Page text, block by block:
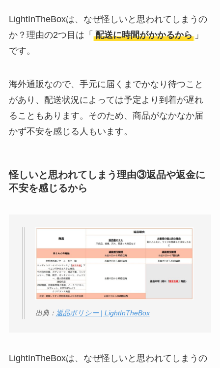
LightInTheBoxは、なぜ怪しいと思われてしまうの
か？理由の2つ目は「 配送に時間がかかるから 」
です。
海外通販なので、手元に届くまでかなり待つこと
があり、配送状況によっては予定より到着が遅れ
ることもあります。そのため、商品がなかなか届
かず不安を感じる人もいます。
怪しいと思われてしまう理由③返品や返金に
不安を感じるから
出典： 返品ポリシー | LightInTheBox
LightInTheBoxは、なぜ怪しいと思われてしまうの